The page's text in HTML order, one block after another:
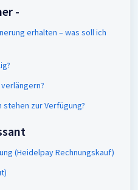
-
erhalten – was soll ich
zur Verfügung?
(Heidelpay Rechnungskauf)